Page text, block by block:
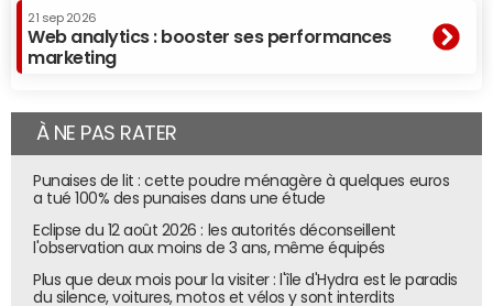
21 sep 2026
Web analytics : booster ses performances
marketing
À NE PAS RATER
Punaises de lit : cette poudre ménagère à quelques euros
a tué 100% des punaises dans une étude
Eclipse du 12 août 2026 : les autorités déconseillent
l'observation aux moins de 3 ans, même équipés
Plus que deux mois pour la visiter : l'île d'Hydra est le paradis
du silence, voitures, motos et vélos y sont interdits